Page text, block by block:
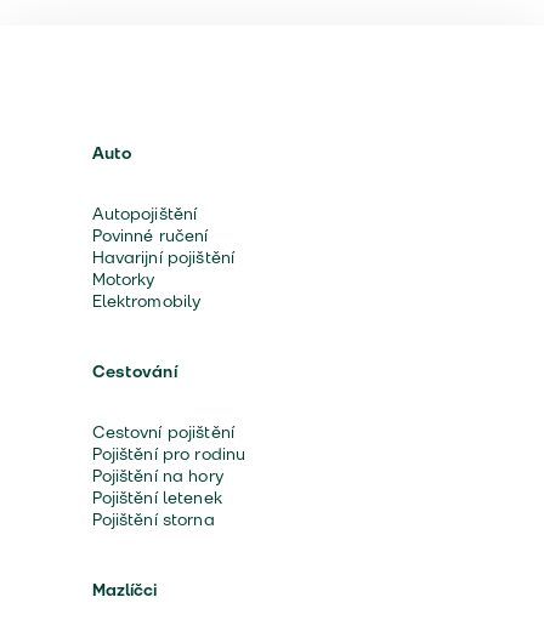
Auto
Autopojištění
Povinné ručení
Havarijní pojištění
Motorky
Elektromobily
Cestování
Cestovní pojištění
Pojištění pro rodinu
Pojištění na hory
Pojištění letenek
Pojištění storna
Mazlíčci